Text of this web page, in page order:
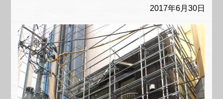
2017年6月30日